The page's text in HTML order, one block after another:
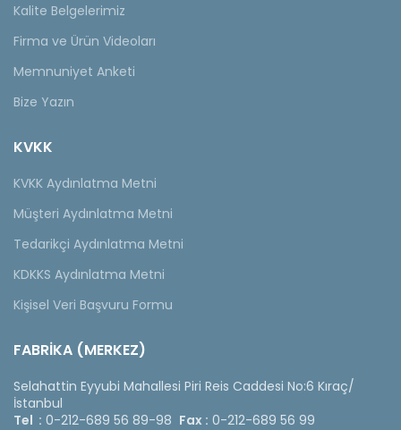
Kalite Belgelerimiz
Firma ve Ürün Videoları
Memnuniyet Anketi
Bize Yazın
KVKK
KVKK Aydınlatma Metni
Müşteri Aydınlatma Metni
Tedarikçi Aydınlatma Metni
KDKKS Aydınlatma Metni
Kişisel Veri Başvuru Formu
FABRİKA (MERKEZ)
Selahattin Eyyubi Mahallesi Piri Reis Caddesi No:6 Kıraç/
İstanbul
Tel : 0-212-689 56 89-98 Fax : 0-212-689 56 99